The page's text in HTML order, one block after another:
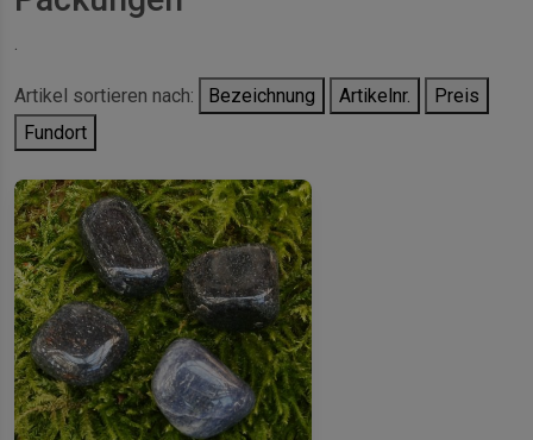
.
Artikel sortieren nach: Bezeichnung Artikelnr.
Preis
Fundort